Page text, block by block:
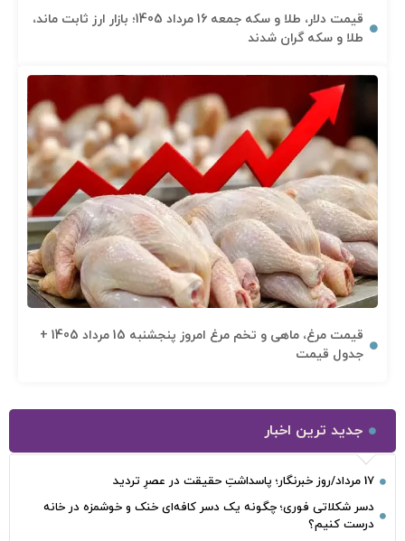
قیمت دلار، طلا و سکه جمعه 16 مرداد 1405؛ بازار ارز ثابت ماند،
طلا و سکه گران شدند
قیمت مرغ، ماهی و تخم مرغ امروز پنجشنبه 15 مرداد 1405 +
جدول قیمت
جدید ترین اخبار
17 مرداد/روز خبرنگار؛ پاسداشتِ حقیقت در عصرِ تردید
دسر شکلاتی فوری؛ چگونه یک دسر کافه‌ای خنک و خوشمزه در خانه
درست کنیم؟